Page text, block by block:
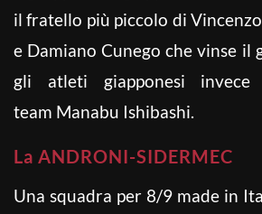
il fratello più piccolo di
e Damiano Cunego che vinse il
gli atleti giapponesi
team Manabu Ishibashi.
La ANDRONI-SIDERMEC
Una squadra per 8/9 made in